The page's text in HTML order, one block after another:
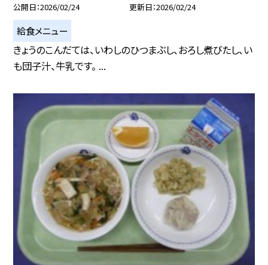
公開日 2026/02/24 更新日 2026/02/24
給食メニュー
きょうのこんだては、いわしのひつまぶし、おろし煮びたし、い
も団子汁、牛乳です。 ...